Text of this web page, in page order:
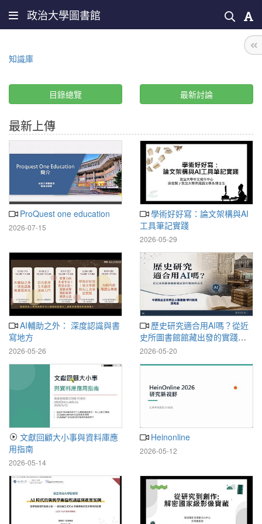
政治大學圖書館
知識庫
目錄總覽 最新討論
最新上傳
ProQuest one education
2026-07-15
學術好好寫：論文架構與AI
工具筆記實踐
2026-05-29
AI輔助之外： 深度認識與書
寫地方
2026-05-26
歷史研究適合用AI嗎？從近
史所圖書館館藏出發的實踐與
反思
2026-05-20
文獻回顧大小事與資料庫應
用指南
2026-05-14
Heinonline
2026-05-12